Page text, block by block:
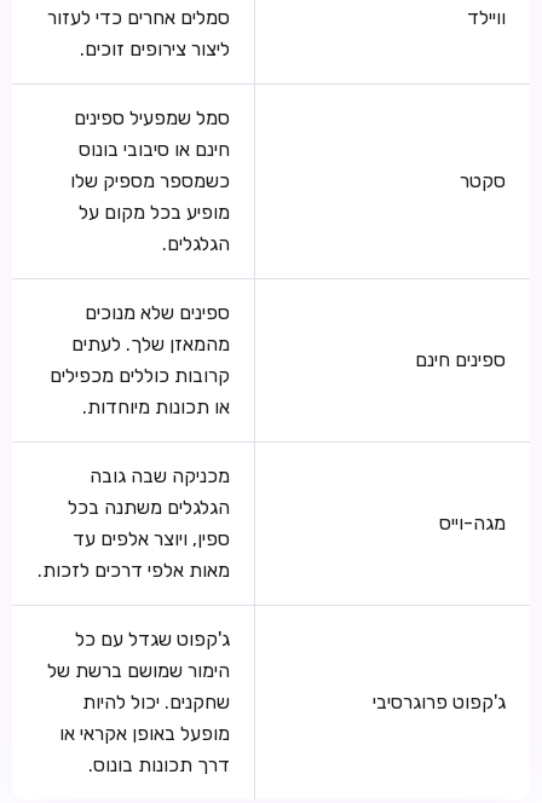
וויילד
סמלים אחרים כדי לעזור
ליצור צירופים זוכים.
סקטר
סמל שמפעיל ספינים
חינם או סיבובי בונוס
כשמספר מספיק שלו
מופיע בכל מקום על
הגלגלים.
ספינים חינם
ספינים שלא מנוכים
מהמאזן שלך. לעתים
קרובות כוללים מכפילים
או תכונות מיוחדות.
מגה-וייס
מכניקה שבה גובה
הגלגלים משתנה בכל
ספין, ויוצר אלפים עד
מאות אלפי דרכים לזכות.
ג'קפוט פרוגרסיבי
ג'קפוט שגדל עם כל
הימור שמושם ברשת של
שחקנים. יכול להיות
מופעל באופן אקראי או
דרך תכונות בונוס.